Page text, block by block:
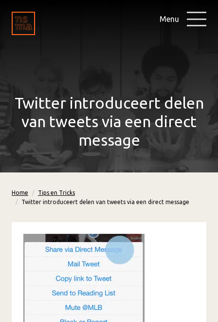
Menu
Twitter introduceert delen
van tweets via een direct
message
Home
Tips en Tricks
Twitter introduceert delen van tweets via een direct message